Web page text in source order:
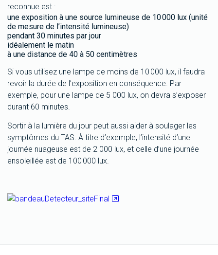
reconnue est :
une exposition à une source lumineuse de 10 000 lux (unité
de mesure de l’intensité lumineuse)
pendant 30 minutes par jour
idéalement le matin
à une distance de 40 à 50 centimètres
Si vous utilisez une lampe de moins de 10 000 lux, il faudra
revoir la durée de l’exposition en conséquence. Par
exemple, pour une lampe de 5 000 lux, on devra s’exposer
durant 60 minutes.
Sortir à la lumière du jour peut aussi aider à soulager les
symptômes du TAS. À titre d’exemple, l’intensité d’une
journée nuageuse est de 2 000 lux, et celle d’une journée
ensoleillée est de 100 000 lux.